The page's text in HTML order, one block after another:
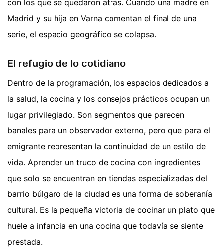
con los que se quedaron atrás. Cuando una madre en
Madrid y su hija en Varna comentan el final de una
serie, el espacio geográfico se colapsa.
El refugio de lo cotidiano
Dentro de la programación, los espacios dedicados a
la salud, la cocina y los consejos prácticos ocupan un
lugar privilegiado. Son segmentos que parecen
banales para un observador externo, pero que para el
emigrante representan la continuidad de un estilo de
vida. Aprender un truco de cocina con ingredientes
que solo se encuentran en tiendas especializadas del
barrio búlgaro de la ciudad es una forma de soberanía
cultural. Es la pequeña victoria de cocinar un plato que
huele a infancia en una cocina que todavía se siente
prestada.